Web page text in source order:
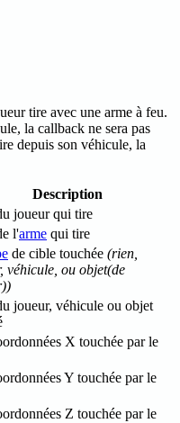
tire avec une arme à feu.
la callback ne sera pas
depuis son véhicule, la
Description
joueur qui tire
l'arme qui tire
de cible touchée (rien,
véhicule, ou objet(de
joueur, véhicule ou objet
X touchée par le
Y touchée par le
Z touchée par le